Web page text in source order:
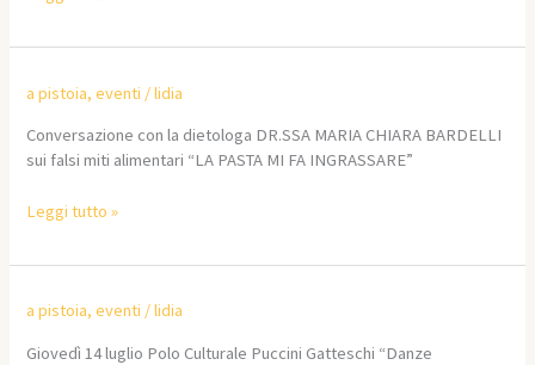
a pistoia,eventi /lidia
Conversazione con la dietologa DR.SSA MARIA CHIARA BARDELLI
sui falsi miti alimentari “LA PASTA MI FA INGRASSARE”
Leggi tutto »
a pistoia,eventi /lidia
Giovedì 14 luglio Polo Culturale Puccini Gatteschi “Danze